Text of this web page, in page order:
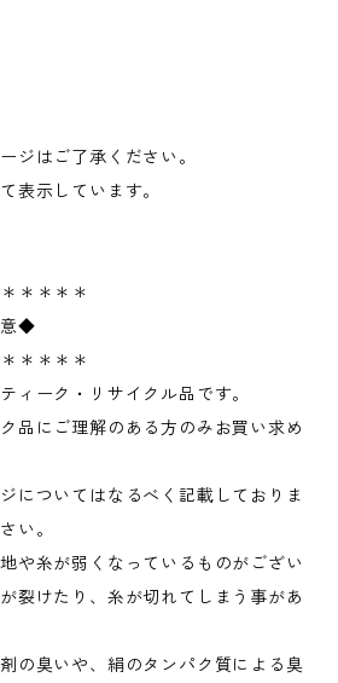
ジはご了承ください。
表示しています。
＊＊＊＊
意◆
＊＊＊＊
ィーク・リサイクル品です。
品にご理解のある方のみお買い求め
についてはなるべく記載しておりま
い。
や糸が弱くなっているものがござい
裂けたり、糸が切れてしまう事があ
の臭いや、絹のタンパク質による臭